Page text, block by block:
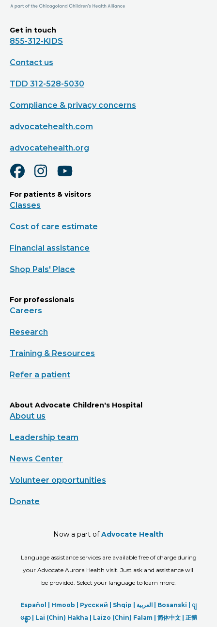
Get in touch
855-312-KIDS
Contact us
TDD 312-528-5030
Compliance & privacy concerns
advocatehealth.com
advocatehealth.org
For patients & visitors
Classes
Cost of care estimate
Financial assistance
Shop Pals' Place
For professionals
Careers
Research
Training & Resources
Refer a patient
About Advocate Children's Hospital
About us
Leadership team
News Center
Volunteer opportunities
Donate
Now a part ofAdvocate Health
Language assistance services are available free of charge during
your Advocate Aurora Health visit. Just ask and assistance will
be provided. Select your language to learn more.
Español | Hmoob | Русский | Shqip | العربیة | Bosanski | ျ
မန္မာ| Lai (Chin) Hakha | Laizo (Chin) Falam | 简体中文 | 正體